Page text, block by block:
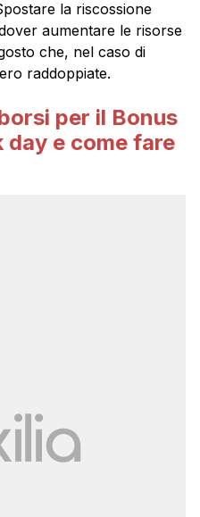
la riscossione
aumentare le risorse
che, nel caso di
raddoppiate.
per il Bonus
day e come fare